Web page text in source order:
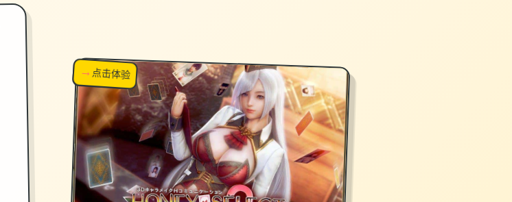
↗超棒！
→点击体验